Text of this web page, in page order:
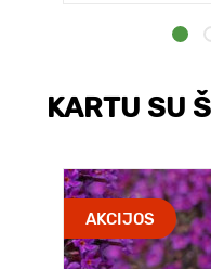
KARTU SU
AKCIJOS